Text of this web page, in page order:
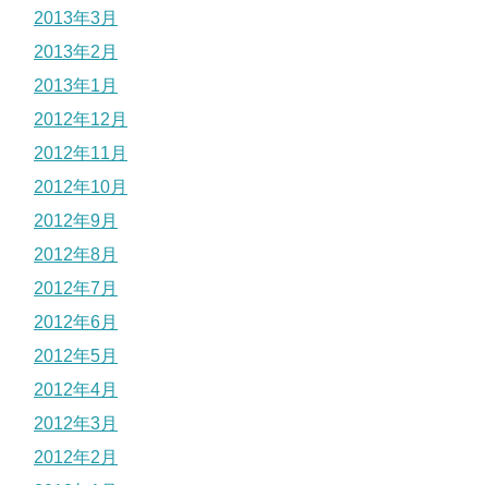
2013年3月
2013年2月
2013年1月
2012年12月
2012年11月
2012年10月
2012年9月
2012年8月
2012年7月
2012年6月
2012年5月
2012年4月
2012年3月
2012年2月